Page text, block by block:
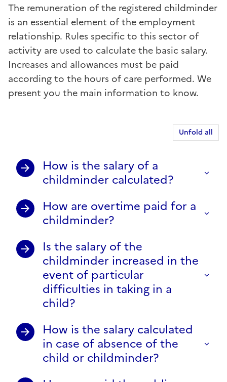
The remuneration of the registered childminder
is an essential element of the employment
relationship. Rules specific to this sector of
activity are used to calculate the basic salary.
Increases and allowances must be paid
according to the hours of care performed. We
present you the main information to know.
Unfold all
How is the salary of a
childminder calculated?
How are overtime paid for a
childminder?
Is the salary of the
childminder increased in the
event of particular
difficulties in taking in a
child?
How is the salary calculated
in case of absence of the
child or childminder?